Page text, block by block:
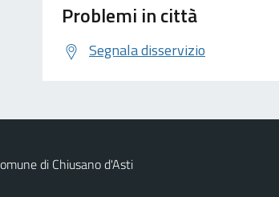
Problemi in città
Segnala disservizio
di Chiusano d'Asti